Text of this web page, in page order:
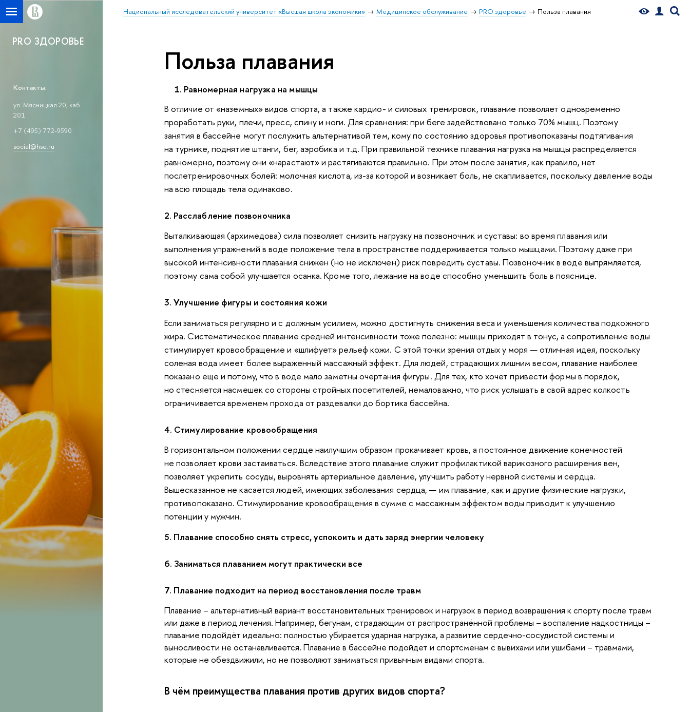
Национальный исследовательский университет «Высшая школа экономики» Медицинское обслуживание PRO здоровье Польза плавания
PRO ЗДОРОВЬЕ
Контакты:
ул. Мясницкая 20, каб.
201
+7 (495) 772-9590
social@hse.ru
Польза плавания
1. Равномерная нагрузка на мышцы
В отличие от «наземных» видов спорта, а также кардио- и силовых тренировок, плавание позволяет одновременно
проработать руки, плечи, пресс, спину и ноги. Для сравнения:при беге задействовано только 70% мышц. Поэтому
занятия в бассейне могут послужить альтернативой тем, кому по состоянию здоровья противопоказаны подтягивания
на турнике, поднятие штанги, бег, аэробика и т.д. При правильной технике плавания нагрузка на мышцы распределяется
равномерно, поэтому они «нарастают» и растягиваются правильно. При этом после занятия, как правило, нет
послетренировочных болей: молочная кислота, из-за которой и возникает боль, не скапливается, поскольку давление воды
на всю площадь тела одинаково.
2. Расслабление позвоночника
Выталкивающая (архимедова) сила позволяет снизить нагрузку на позвоночник и суставы: во время плавания или
выполнения упражнений в воде положение тела в пространстве поддерживается только мышцами. Поэтому даже при
высокой интенсивности плавания снижен (но не исключен) риск повредить суставы. Позвоночник в воде выпрямляется,
поэтому сама собой улучшается осанка. Кроме того, лежание на воде способно уменьшить боль в пояснице.
3. Улучшение фигуры и состояния кожи
Если заниматься регулярно и с должным усилием, можно достигнуть снижения веса и уменьшения количества подкожного
жира. Систематическое плавание средней интенсивности тоже полезно: мышцы приходят в тонус, а сопротивление воды
стимулирует кровообращение и «шлифует» рельеф кожи. С этой точки зрения отдых у моря — отличная идея, поскольку
соленая вода имеет более выраженный массажный эффект. Для людей, страдающих лишнимвесом, плавание наиболее
показано еще и потому, что в воде мало заметны очертания фигуры. Для тех, кто хочет привести формы в порядок,
но стесняется насмешек со стороны стройных посетителей, немаловажно, что риск услышать в свой адрес колкость
ограничивается временем прохода от раздевалки до бортика бассейна.
4. Стимулирование кровообращения
В горизонтальном положении сердце наилучшим образом прокачивает кровь, а постоянное движение конечностей
не позволяет крови застаиваться. Вследствие этого плавание служит профилактикой варикозного расширения вен,
позволяет укрепить сосуды, выровнять артериальное давление, улучшить работу нервной системы и сердца.
Вышесказанное не касается людей, имеющих заболевания сердца,— им плавание, как и другие физические нагрузки,
противопоказано. Стимулирование кровообращения в сумме с массажным эффектом воды приводит к улучшению
потенции у мужчин.
5. Плавание способно снять стресс, успокоить и дать заряд энергии человеку
6. Заниматься плаванием могут практически все
7. Плавание подходит на период восстановления после травм
Плавание – альтернативный вариант восстановительных тренировок и нагрузок в период возвращения к спорту после травм
или даже в период лечения. Например, бегунам, страдающим от распространённой проблемы – воспаление надкостницы –
плавание подойдёт идеально: полностью убирается ударная нагрузка, а развитие сердечно-сосудистой системы и
выносливости не останавливается. Плавание в бассейне подойдет и спортсменам с вывихами или ушибами – травмами,
которые не обездвижили, но не позволяют заниматься привычным видами спорта.
В чём преимущества плавания против других видов спорта?